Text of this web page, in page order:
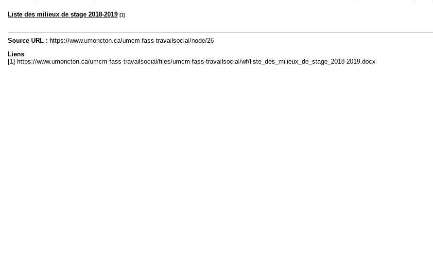
Liste des milieux de stage 2018-2019 [1]
Source URL : https://www.umoncton.ca/umcm-fass-travailsocial/node/26
Liens
[1] https://www.umoncton.ca/umcm-fass-travailsocial/files/umcm-fass-travailsocial/wf/liste_des_milieux_de_stage_2018-2019.docx